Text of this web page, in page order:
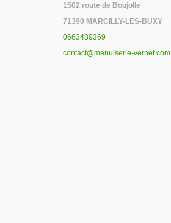
1502 route de Boujolle
71390 MARCILLY-LES-BUXY
0663489369
contact@menuiserie-vernet.com